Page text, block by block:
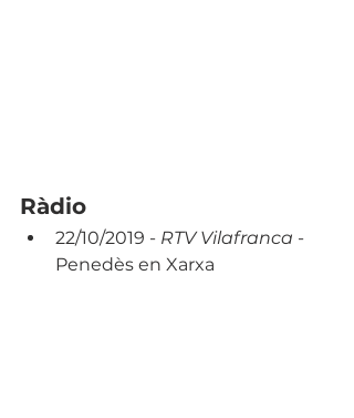
Ràdio
22/10/2019 - RTV Vilafranca -
Penedès en Xarxa